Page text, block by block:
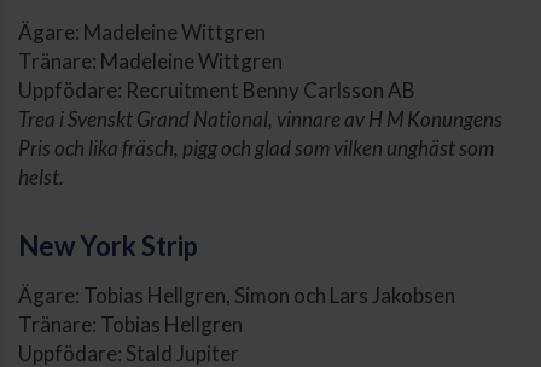
Ägare: Madeleine Wittgren
Tränare: Madeleine Wittgren
Uppfödare: Recruitment Benny Carlsson AB
Trea i Svenskt Grand National, vinnare av H M Konungens
Pris och lika fräsch, pigg och glad som vilken unghäst som
helst.
New York Strip
Ägare: Tobias Hellgren, Simon och Lars Jakobsen
Tränare: Tobias Hellgren
Uppfödare: Stald Jupiter